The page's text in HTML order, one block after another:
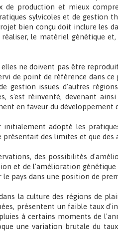
de production et mieux
sylvicoles et de gestion
bien conçu doit inclure les
le matériel génétique
ne doivent pas être
de point de référence dans ce
gestion issues d'autres
s'est réinventé, devenant
en faveur du développement
initialement adopté les
des limites et que des
des possibilités
et de l'amélioration
pays dans une position de
la culture des régions de
présentent un faible taux
à certains moments de
une variation brutale du